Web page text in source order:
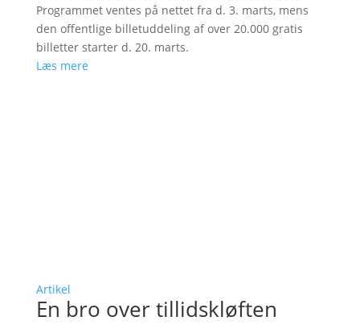
Programmet ventes på nettet fra d. 3. marts, mens
den offentlige billetuddeling af over 20.000 gratis
billetter starter d. 20. marts.
Læs mere
Artikel
En bro over tillidskløften